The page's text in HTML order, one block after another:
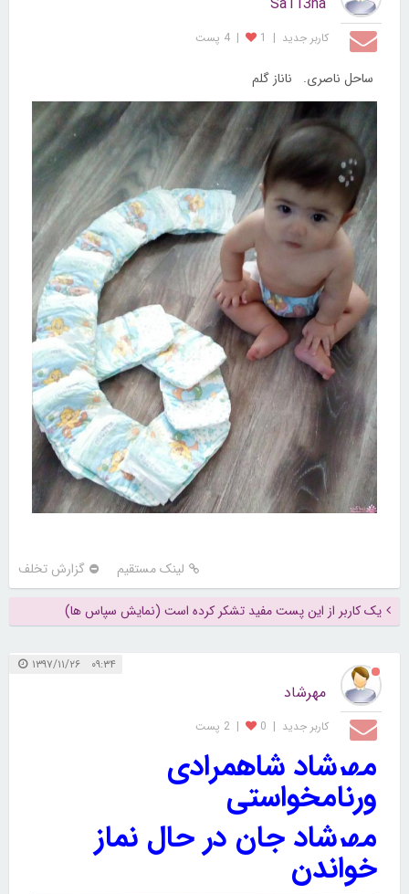
کاربر جديد |
1
| 4 پست
ساحل ناصری. ناناز گلم
لینک مستقیم گزارش تخلف
یک کاربر از این پست مفید تشکر کرده است (نمایش سپاس ها)
۰۹:۳۴ ۱۳۹۷/۱۱/۲۶
مهرشاد
کاربر جديد |
0
| 2 پست
مهرشاد شاهمرادی
ورنامخواستی
مهرشاد جان در حال نماز
خواندن